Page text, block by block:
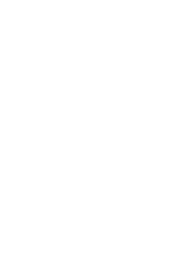
Het GTI-platform
jouw horizon
of je dag bestaat uit
gewoon cruisen,